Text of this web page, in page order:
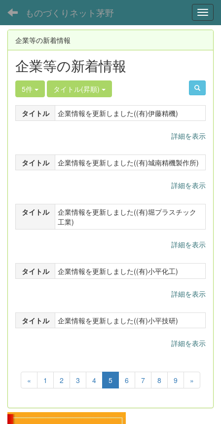
ものづくりネット茅野
企業等の新着情報
企業等の新着情報
5件 タイトル(昇順)
タイトル 企業情報を更新しました((有)伊藤精機)
詳細を表示
タイトル 企業情報を更新しました((有)城南精機製作所)
詳細を表示
タイトル
企業情報を更新しました((有)堀プラスチック
工業)
詳細を表示
タイトル 企業情報を更新しました((有)小平化工)
詳細を表示
タイトル 企業情報を更新しました((有)小平技研)
詳細を表示
« 1 2 3 4 5 6 7 8 9 »